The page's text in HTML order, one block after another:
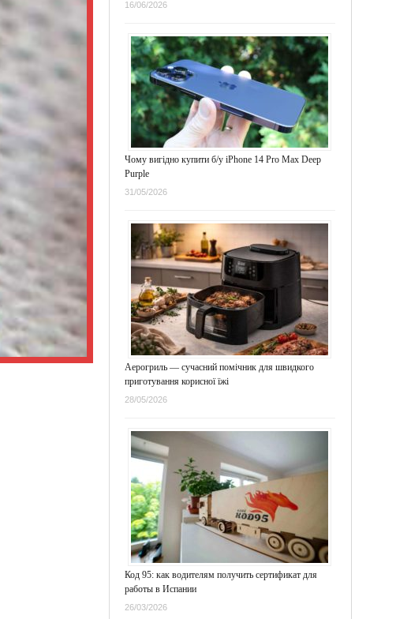
16/06/2026
Чому вигідно купити б/у iPhone 14 Pro Max Deep
Purple
31/05/2026
Аерогриль — сучасний помічник для швидкого
приготування корисної їжі
28/05/2026
Код 95: как водителям получить сертификат для
работы в Испании
26/03/2026